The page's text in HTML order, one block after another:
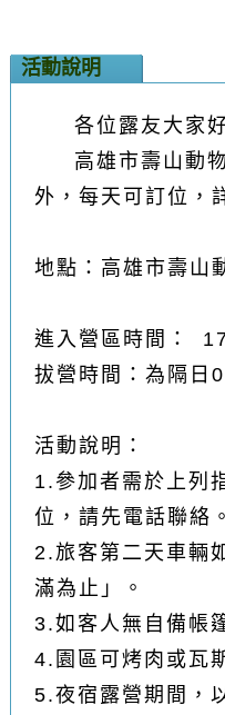
活動說明
各位露友大家
高雄市壽山動物
外，每天可訂位，
地點：高雄市壽山
進入營區時間：
拔營時間：為隔日
活動說明：
1. 參加者需於上列
位，請先電話聯絡。
2. 旅客第二天車輛
滿為止」。
3.如客人無自備帳
4. 園區可烤肉或瓦
5.夜宿露營期間，